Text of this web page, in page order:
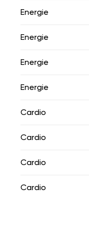
Energie
Energie
Energie
Energie
Cardio
Cardio
Cardio
Cardio